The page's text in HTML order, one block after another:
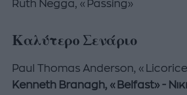
Ruth Negga, «Passing»
Καλύτερο Σενάριο
Paul Thomas Anderson,
Kenneth Branagh, «Belfast» -